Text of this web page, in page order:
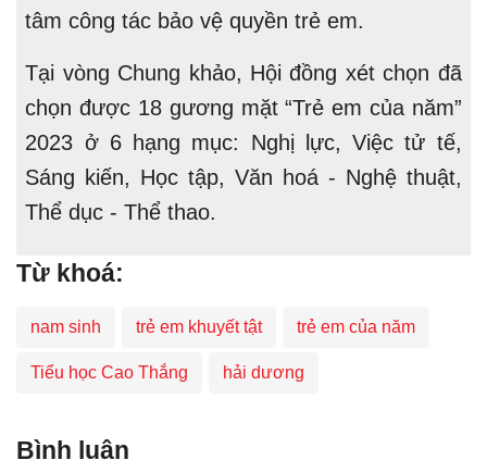
tâm công tác bảo vệ quyền trẻ em.
Tại vòng Chung khảo, Hội đồng xét chọn đã
chọn được 18 gương mặt “Trẻ em của năm”
2023 ở 6 hạng mục: Nghị lực, Việc tử tế,
Sáng kiến, Học tập, Văn hoá - Nghệ thuật,
Thể dục - Thể thao.
Từ khoá:
nam sinh trẻ em khuyết tật trẻ em của năm
Tiểu học Cao Thắng hải dương
Bình luận